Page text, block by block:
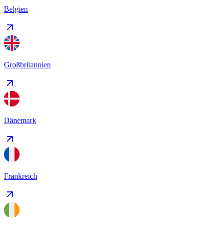
Belgien
Großbritannien
Dänemark
Frankreich